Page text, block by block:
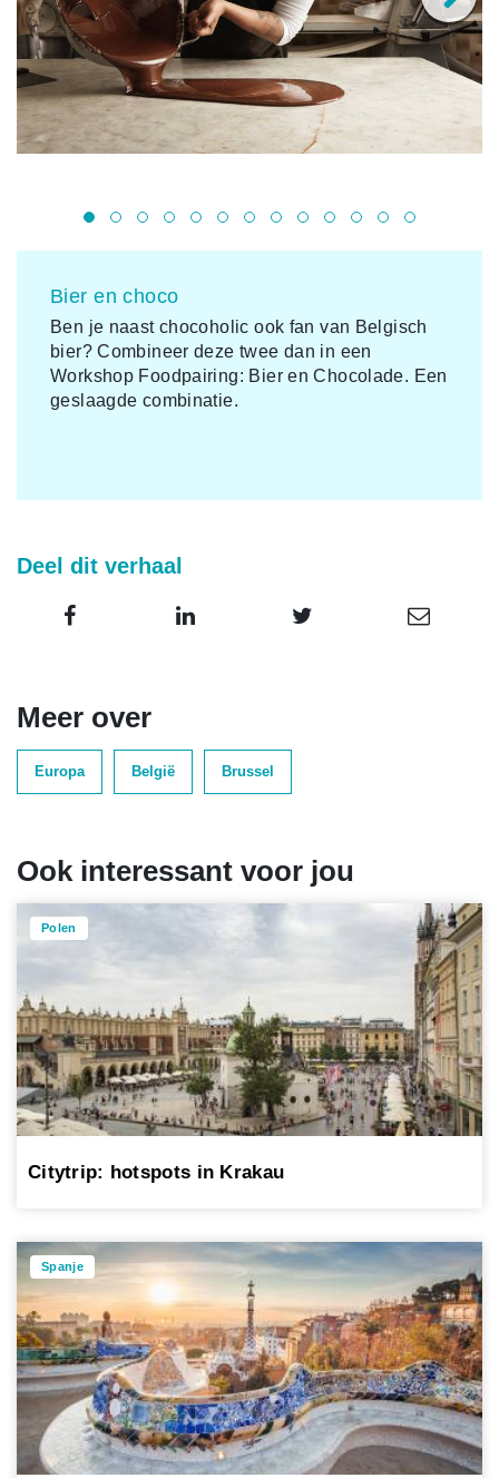
Bier en choco
Ben je naast chocoholic ook fan van Belgisch
bier? Combineer deze twee dan in een
Workshop Foodpairing: Bier en Chocolade. Een
geslaagde combinatie.
Deel dit verhaal
Meer over
Europa België Brussel
Ook interessant voor jou
Polen
Citytrip: hotspots in Krakau
Spanje